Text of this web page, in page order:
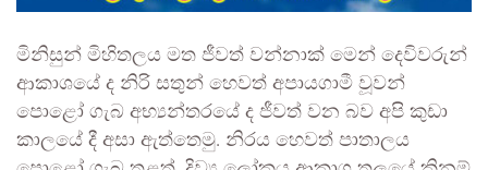
මිනිසුන් මිහිතලය මත ජීවත් වන්නාක් මෙන් දෙවිවරුන්
ආකාශයේ ද නිරි සතුන් හෙවත් අපායගාමී වූවන්
පොළෝ ගැබ අභ්‍යන්තරයේ ද ජීවත් වන බව අපි කුඩා
කාලයේ දී අසා ඇත්තෙමු. නිරය හෙවත් පාතාලය